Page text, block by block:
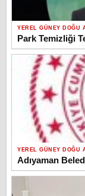
YEREL GÜNEY DOĞU
Park Temizliği
YEREL GÜNEY DOĞU
Adıyaman